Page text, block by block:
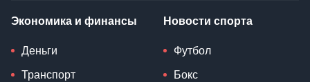
Экономика и финансы
Деньги
Транспорт
Новости спорта
Футбол
Бокс